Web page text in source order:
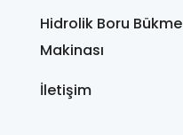
Hidrolik Boru Bükme
Makinası
İletişim